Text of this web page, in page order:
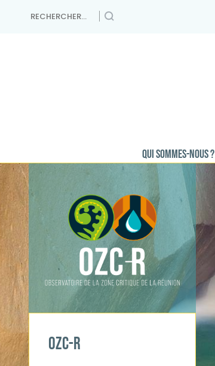
Rechercher :
QUI SOMMES-NOUS ?
OZC-R